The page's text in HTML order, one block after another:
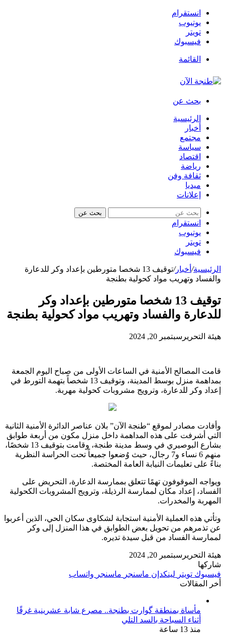
انستقرام
يوتيوب
تويتر
فيسبوك
القائمة
بحث عن
الرئيسية
أخبار
مجتمع
سياسة
اقتصاد
رياضة
ثقافة وفن
ميديا
إعلانات
بحث عن
انستقرام
يوتيوب
تويتر
فيسبوك
الرئيسية/ أخبار/
توقيف 13 شخصا متورطين بإعداد وكر للدعارة
والفساد وتهريب مواد كحولية بطنجة
توقيف 13 شخصا متورطين بإعداد وكر
للدعارة والفساد وتهريب مواد كحولية بطنجة
هيئة التحرير سبتمبر 20, 2024
قامت المصالح الأمنية في الساعات الأولى من صباح اليوم الجمعة
بمداهمة منزل بوسط المدينة، وتوقيف 13 شخصاً بتهمة التورط في
إعداد وكر للدعارة، وترويج مشروبات كحولية مهربة.
وأفادت مصادر لموقع “طنجة الآن” بلان عناصر الدائرة الأمنية الثانية
التي أشرفت على هذه المداهمة داخل منزل مكون من أربعة طوابق
بشارع البوصيري في وسط مدينة طنجة، وقامت بتوقيف 13 شخصًا،
منهم 6 نساء و7 رجال، حيث وُضعوا جميعاً تحت الحراسة النظرية
بناءً على تعليمات النيابة العامة المختصة.
ويواجه الموقوفون تهمًا تتعلق بممارسة الدعارة، التحريض على
الفساد، إعداد مكان لممارسة الرذيلة، وترويج المشروبات الكحولية
المهربة والمخدرات.
وتأتي هذه العملية الأمنية استجابة لشكاوى سكان الحي، الذين أعربوا
عن تذمرهم من تحويل بعض الطوابق في هذا المنزل إلى وكر
لممارسة الفساد من قبل سيدة تديره.
هيئة التحرير سبتمبر 20, 2024
شاركها
فيسبوك تويتر لينكدإن ماسنجر ماسنجر واتساب
أخر المقالات
مأساة بمنطقة گوارت بطنجة.. مصرع شابة عشرينية غرقًا
أثناء السباحة بالسد التلي
منذ 13 ساعة